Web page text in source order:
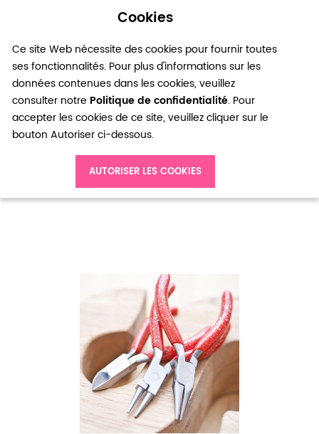
Cookies
Ce site Web nécessite des cookies pour fournir toutes
ses fonctionnalités. Pour plus d'informations sur les
données contenues dans les cookies, veuillez
consulter notre Politique de confidentialité. Pour
accepter les cookies de ce site, veuillez cliquer sur le
bouton Autoriser ci-dessous.
AUTORISER LES COOKIES
0
Set de mini pinces 7.5cm Rouge paillette